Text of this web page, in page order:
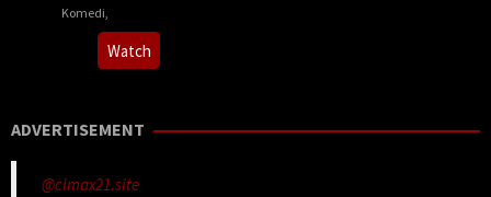
Komedi
Léo
Grandperret
Watch
ADVERTISEMENT
@cimax21.site